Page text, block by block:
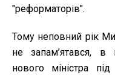
"реформаторів".
Тому неповний рік
не запам’ятався, в
нового міністра